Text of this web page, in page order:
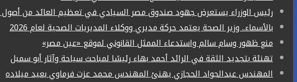
رئيس الوزراء يستعرض جهود صندوق مصر السيادي في تعظيم العائد من أصول
بالأسماء.. وزير الصحة يعتمد حركة مديري ووكلاء المديريات الصحية لعام 2026
منع ظهور وسام سالم واستدعاء الممثل القانوني لموقع «عين مصر»
تهنئة بتجديد الثقة في الرائد أحمد بهاء رئيسًا لمباحث سياحة وآثار أبو سمبل
المهندس عبدالجواد الحجازي يهنئ المهندس محمد عزت فرماوي بعيد ميلاده